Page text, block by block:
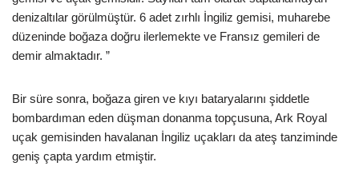
denizaltılar görülmüştür. 6 adet zırhlı İngiliz gemisi, muharebe
düzeninde boğaza doğru ilerlemekte ve Fransız gemileri de
demir almaktadır. ”
Bir süre sonra, boğaza giren ve kıyı bataryalarını şiddetle
bombardıman eden düşman donanma topçusuna, Ark Royal
uçak gemisinden havalanan İngiliz uçakları da ateş tanziminde
geniş çapta yardım etmiştir.